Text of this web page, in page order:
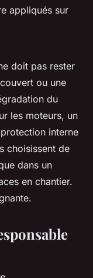
appliqués sur
doit pas rester
ou une
du
les moteurs, un
interne
choisissent de
dans un
en chantier.